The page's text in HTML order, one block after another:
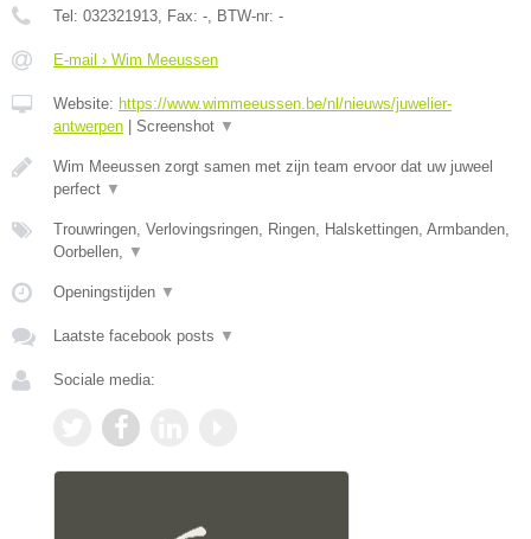
Tel: 032321913, Fax: -, BTW-nr: -
E-mail › Wim Meeussen
Website: https://www.wimmeeussen.be/nl/nieuws/juwelier-
antwerpen
Screenshot ▼
Wim Meeussen zorgt samen met zijn team ervoor dat uw juweel
perfect ▼
Trouwringen, Verlovingsringen, Ringen, Halskettingen, Armbanden,
Oorbellen, ▼
Openingstijden ▼
Laatste facebook posts ▼
Sociale media: